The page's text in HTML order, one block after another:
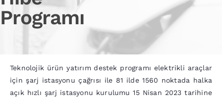
Programı
Teknolojik ürün yatırım destek programı elektrikli araçlar
için şarj istasyonu çağrısı ile 81 ilde 1560 noktada halka
açık hızlı şarj istasyonu kurulumu 15 Nisan 2023 tarihine